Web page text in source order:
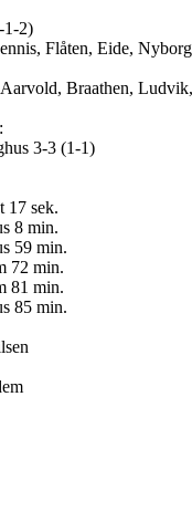
1-2)
Flåten, Eide,
Braathen,
3-3 (1-1)
17 sek.
8 min.
59 min.
72 min.
81 min.
85 min.